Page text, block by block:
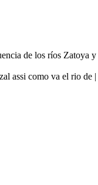
de los ríos Zatoya
assi como va el rio